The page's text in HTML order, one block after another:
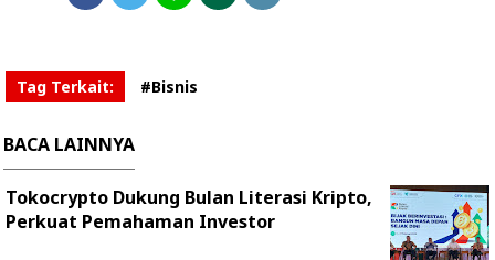
Tag Terkait: #Bisnis
BACA LAINNYA
Tokocrypto Dukung Bulan Literasi Kripto,
Perkuat Pemahaman Investor